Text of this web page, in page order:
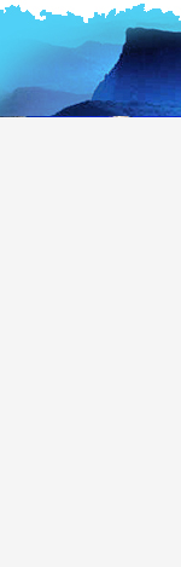
用这个网站您便就接受
斯里兰卡移居与移民部不负责
某个部门或其代理对网站所在